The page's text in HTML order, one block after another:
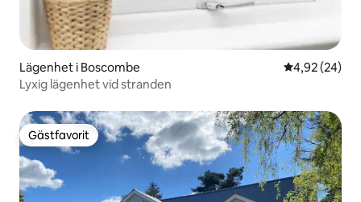
Lägenhet i Boscombe 4,92 av 5 i
4,92 (24)
Lyxig lägenhet vid stranden
Gästfavorit
Gästfavorit